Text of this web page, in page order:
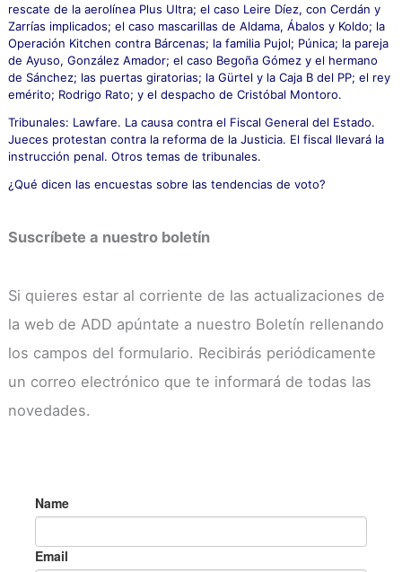
rescate de la aerolínea Plus Ultra; el caso Leire Díez, con Cerdán y
Zarrías implicados; el caso mascarillas de Aldama, Ábalos y Koldo; la
Operación Kitchen contra Bárcenas; la familia Pujol; Púnica; la pareja
de Ayuso, González Amador; el caso Begoña Gómez y el hermano
de Sánchez; las puertas giratorias; la Gürtel y la Caja B del PP; el rey
emérito; Rodrigo Rato; y el despacho de Cristóbal Montoro.
Tribunales: Lawfare. La causa contra el Fiscal General del Estado.
Jueces protestan contra la reforma de la Justicia. El fiscal llevará la
instrucción penal. Otros temas de tribunales.
¿Qué dicen las encuestas sobre las tendencias de voto?
Suscríbete a nuestro boletín
Si quieres estar al corriente de las actualizaciones de
la web de ADD apúntate a nuestro Boletín rellenando
los campos del formulario. Recibirás periódicamente
un correo electrónico que te informará de todas las
novedades.